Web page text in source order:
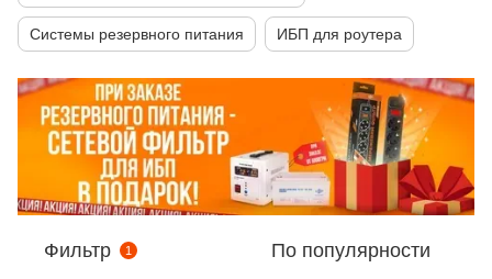
Системы резервного питания ИБП для роутера
Фильтр 1 По популярности